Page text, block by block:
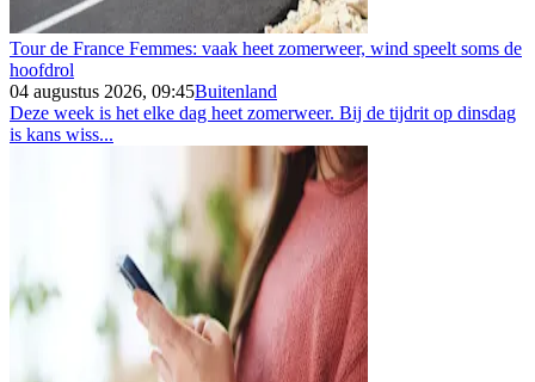
Tour de France Femmes: vaak heet zomerweer, wind speelt soms de
hoofdrol
04 augustus 2026, 09:45Buitenland
Deze week is het elke dag heet zomerweer. Bij de tijdrit op dinsdag
is kans wiss...